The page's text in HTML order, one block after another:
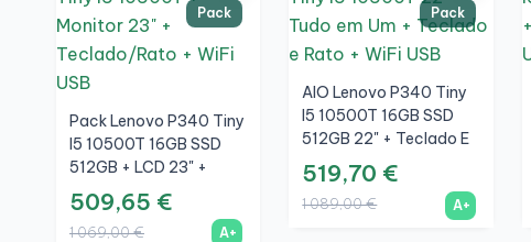
Pack
Pack Lenovo P340 Tiny
I5 10500T 16GB SSD
512GB + LCD 23" +
Teclado E Rato Sem
Fios + WiFi
509,65 €
1 069,00 € A+
Pack
AIO Lenovo P340 Tiny
I5 10500T 16GB SSD
512GB 22" + Teclado E
Rato Sem Fios + WiFi
519,70 €
1 089,00 € A+